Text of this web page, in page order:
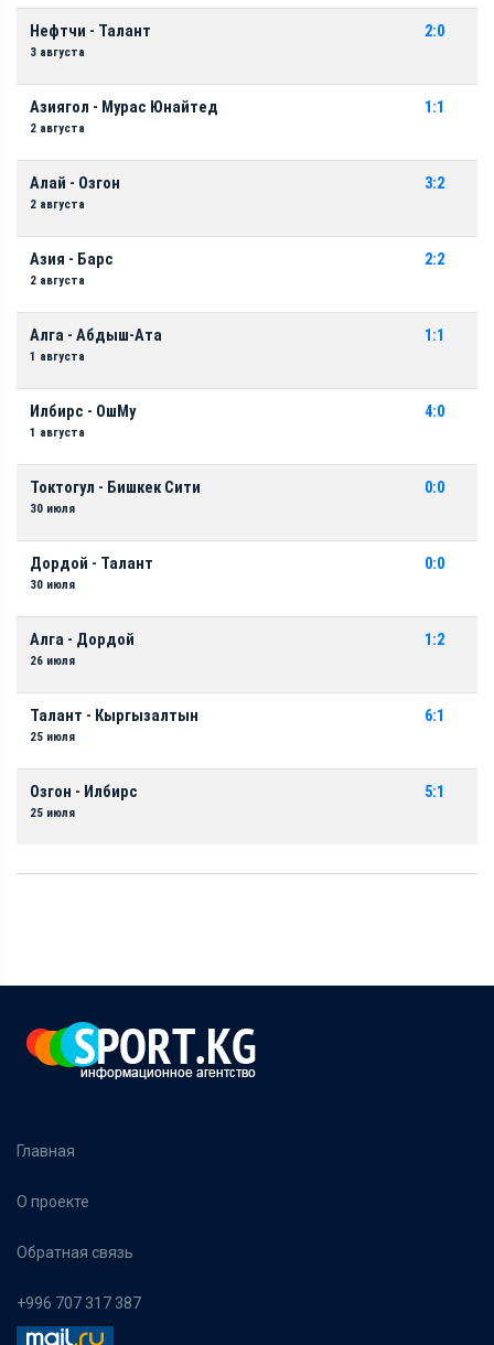
Нефтчи - Талант
3 августа
2:0
Азиягол - Мурас Юнайтед
2 августа
1:1
Алай - Озгон
2 августа
3:2
Азия - Барс
2 августа
2:2
Алга - Абдыш-Ата
1 августа
1:1
Илбирс - ОшМу
1 августа
4:0
Токтогул - Бишкек Сити
30 июля
0:0
Дордой - Талант
30 июля
0:0
Алга - Дордой
26 июля
1:2
Талант - Кыргызалтын
25 июля
6:1
Озгон - Илбирс
25 июля
5:1
Главная
О проекте
Обратная связь
+996 707 317 387